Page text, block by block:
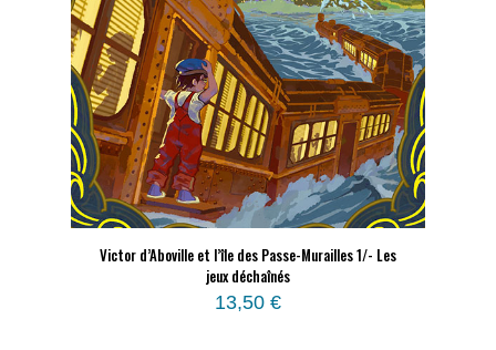
Victor d’Aboville et l’île des Passe-Murailles 1/- Les
jeux déchaînés
13,50 €